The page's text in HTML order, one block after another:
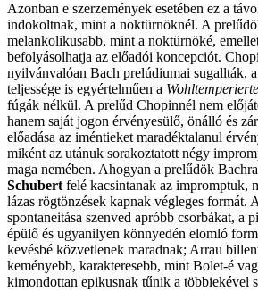
Azonban e szerzemények esetében ez a
indokoltnak, mint a noktürnöknél. A
melankolikusabb, mint a noktürnöké,
befolyásolhatja az előadói koncepciót.
nyilvánvalóan Bach prelúdiumai sugallták,
teljessége is egyértelműen a
fúgák nélkül. A prelűd Chopinnél nem
hanem saját jogon érvényesülő, önálló és
előadása az iméntieket maradéktalanul
miként az utánuk sorakoztatott négy
maga nemében. Ahogyan a prelűdök
Schubertfelé kacsintanak az impromptuk,
lázas rögtönzések kapnak végleges formát.
spontaneitása szenved apróbb csorbákat, a
épülő és ugyanilyen könnyedén elomló
kevésbé közvetlenek maradnak; Arrau
keményebb, karakteresebb, mint Bolet-é
kimondottan epikusnak tűnik a többiekével